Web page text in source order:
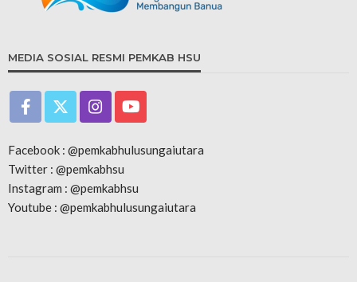
MEDIA SOSIAL RESMI PEMKAB HSU
Facebook : @pemkabhulusungaiutara
Twitter : @pemkabhsu
Instagram : @pemkabhsu
Youtube : @pemkabhulusungaiutara